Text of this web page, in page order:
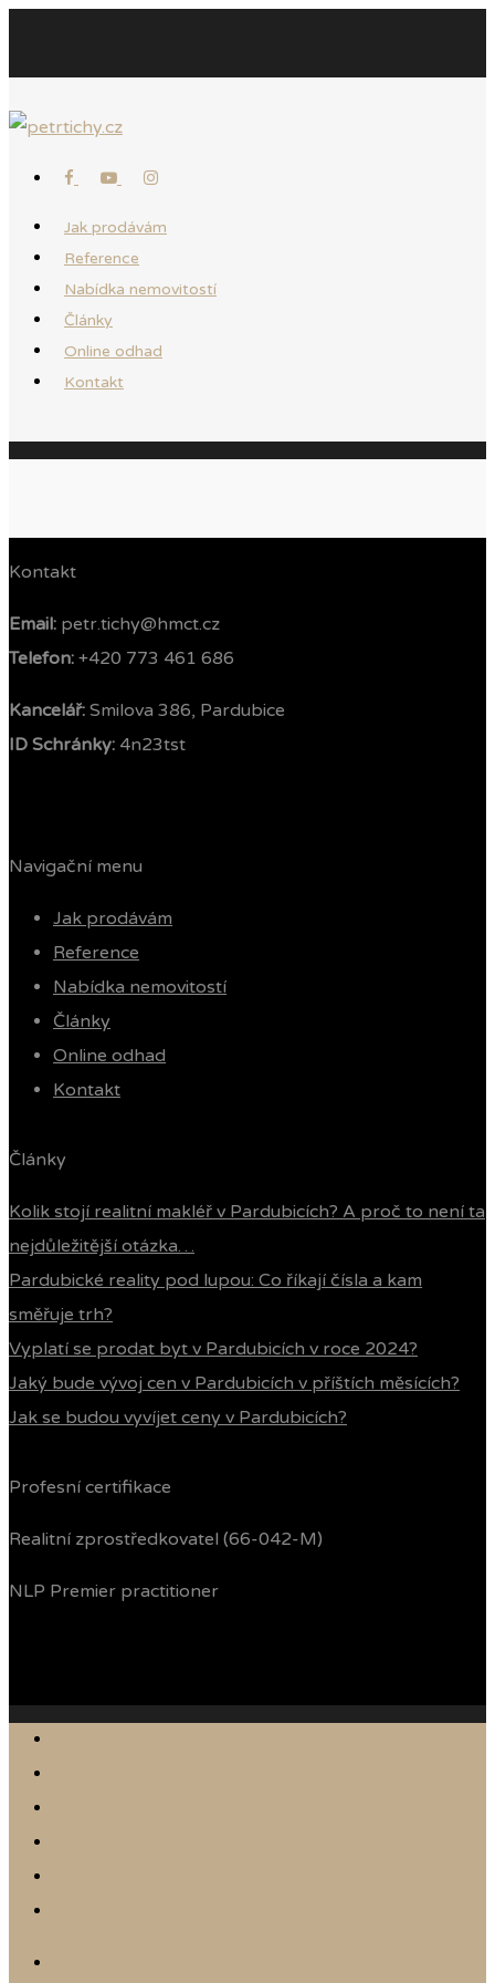
Jak prodávám
Reference
Nabídka nemovitostí
Články
Online odhad
Kontakt
Kontakt
Email: petr.tichy@hmct.cz
Telefon: ‭ +420 773 461 686‬
Kancelář: Smilova 386, Pardubice
ID Schránky: 4n23tst
Navigační menu
Jak prodávám
Reference
Nabídka nemovitostí
Články
Online odhad
Kontakt
Články
Kolik stojí realitní makléř v Pardubicích? A proč to není ta
nejdůležitější otázka…
Pardubické reality pod lupou: Co říkají čísla a kam
směřuje trh?
Vyplatí se prodat byt v Pardubicích v roce 2024?
Jaký bude vývoj cen v Pardubicích v příštích měsících?
Jak se budou vyvíjet ceny v Pardubicích?
Profesní certifikace
Realitní zprostředkovatel (66-042-M)
NLP Premier practitioner